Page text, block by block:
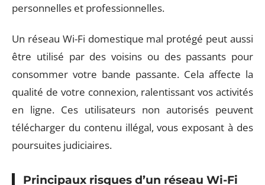
personnelles et professionnelles.
Un réseau Wi-Fi domestique mal protégé peut aussi
être utilisé par des voisins ou des passants pour
consommer votre bande passante. Cela affecte la
qualité de votre connexion, ralentissant vos activités
en ligne. Ces utilisateurs non autorisés peuvent
télécharger du contenu illégal, vous exposant à des
poursuites judiciaires.
Principaux risques d’un réseau Wi-Fi